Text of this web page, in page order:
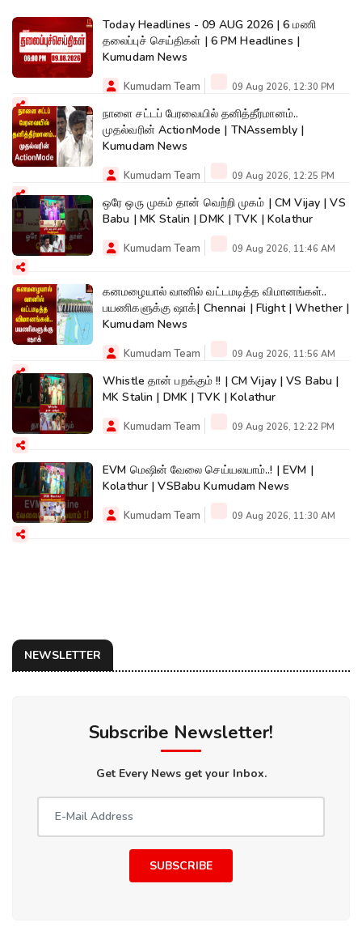
Today Headlines - 09 AUG 2026 | 6 மணி
தலைப்புச் செய்திகள் | 6 PM Headlines |
Kumudam News
Kumudam Team 09 Aug 2026, 12:30 PM
நாளை சட்டப் பேரவையில் தனித்தீர்மானம்..
முதல்வரின் ActionMode | TNAssembly |
Kumudam News
Kumudam Team 09 Aug 2026, 12:25 PM
ஒரே ஒரு முகம் தான் வெற்றி முகம் | CM Vijay | VS
Babu | MK Stalin | DMK | TVK | Kolathur
Kumudam Team 09 Aug 2026, 11:46 AM
கனமழையால் வானில் வட்டமடித்த விமானங்கள்..
பயணிகளுக்கு ஷாக்| Chennai | Flight | Whether |
Kumudam News
Kumudam Team 09 Aug 2026, 11:56 AM
Whistle தான் பறக்கும் !! | CM Vijay | VS Babu |
MK Stalin | DMK | TVK | Kolathur
Kumudam Team 09 Aug 2026, 12:22 PM
EVM மெஷின் வேலை செய்யலயாம்..! | EVM |
Kolathur | VSBabu Kumudam News
Kumudam Team 09 Aug 2026, 11:30 AM
NEWSLETTER
Subscribe Newsletter!
Get Every News get your Inbox.
SUBSCRIBE